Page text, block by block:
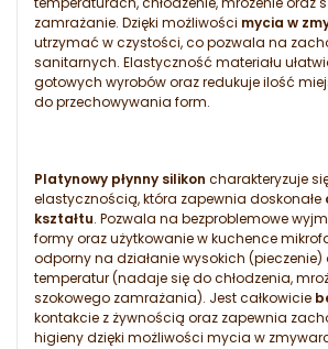
zamrażanie. Dzięki możliwości mycia w
utrzymać w czystości, co pozwala na
sanitarnych. Elastyczność materiału
gotowych wyrobów oraz redukuje ilość
do przechowywania form.
Platynowy płynny silikon charakteryzuje
elastycznością, która zapewnia doskonałe
kształtu. Pozwala na bezproblemowe
formy oraz użytkowanie w kuchence
odporny na działanie wysokich (pieczenie)
temperatur (nadaje się do chłodzenia,
szokowego zamrażania). Jest całkowicie
kontakcie z żywnością oraz zapewnia
higieny dzięki możliwości mycia w